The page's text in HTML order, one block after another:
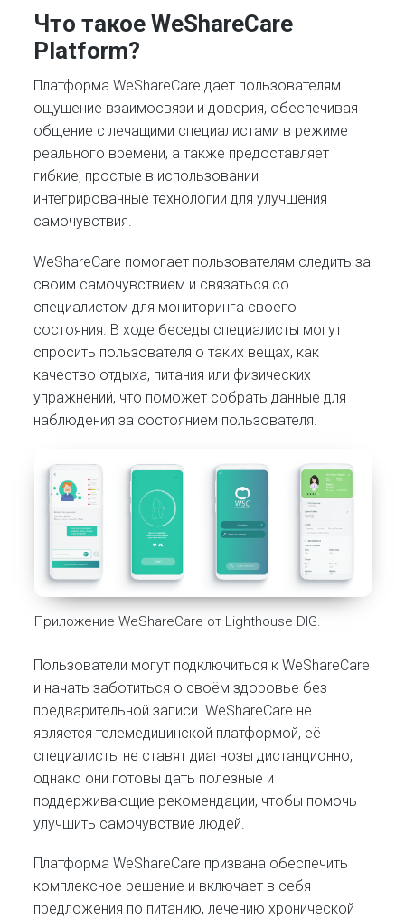
Что такое WeShareCare
Platform?
Платформа WeShareCare дает пользователям
ощущение взаимосвязи и доверия, обеспечивая
общение с лечащими специалистами в режиме
реального времени, а также предоставляет
гибкие, простые в использовании
интегрированные технологии для улучшения
самочувствия.
WeShareCare помогает пользователям следить за
своим самочувствием и связаться со
специалистом для мониторинга своего
состояния. В ходе беседы специалисты могут
спросить пользователя о таких вещах, как
качество отдыха, питания или физических
упражнений, что поможет собрать данные для
наблюдения за состоянием пользователя.
Приложение WeShareCare от Lighthouse DIG.
Пользователи могут подключиться к WeShareCare
и начать заботиться о своём здоровье без
предварительной записи. WeShareCare не
является телемедицинской платформой, её
специалисты не ставят диагнозы дистанционно,
однако они готовы дать полезные и
поддерживающие рекомендации, чтобы помочь
улучшить самочувствие людей.
Платформа WeShareCare призвана обеспечить
комплексное решение и включает в себя
предложения по питанию, лечению хронической